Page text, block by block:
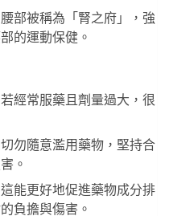
部被稱為「腎之府」，強
的運動保健。
經常服藥且劑量過大，很
勿隨意濫用藥物，堅持合
。
能更好地促進藥物成分排
負擔與傷害。